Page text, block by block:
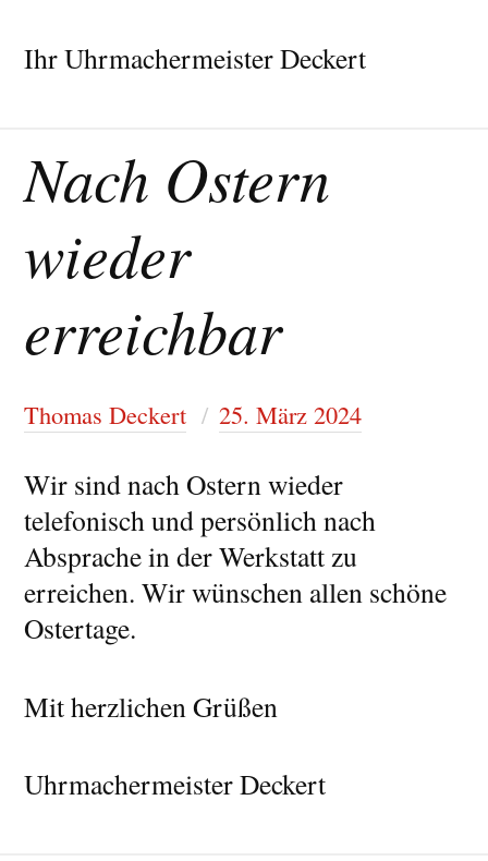
Ihr Uhrmachermeister Deckert
Nach Ostern
wieder
erreichbar
Thomas Deckert 25. März 2024
Wir sind nach Ostern wieder
telefonisch und persönlich nach
Absprache in der Werkstatt zu
erreichen. Wir wünschen allen schöne
Ostertage.
Mit herzlichen Grüßen
Uhrmachermeister Deckert